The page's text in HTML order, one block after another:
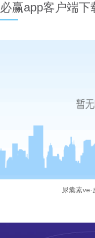
必赢app客户端下
尿囊素